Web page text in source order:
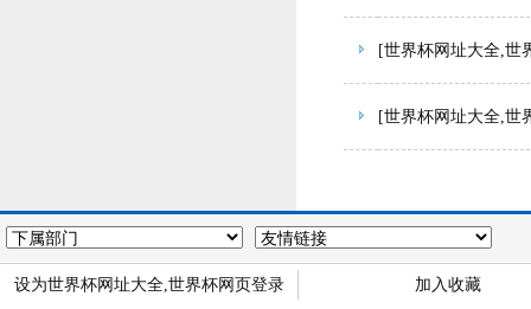
[世界杯网址大全,世
[世界杯网址大全,世
设为世界杯网址大全,世界杯网页登录 加入收藏